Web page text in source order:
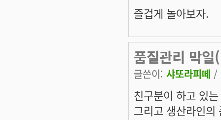
즐겁게 놀아보자.
품질관리 막일
글쓴이: 샤또라피떼 /
친구분이 하고 있
그리고 생산라인의